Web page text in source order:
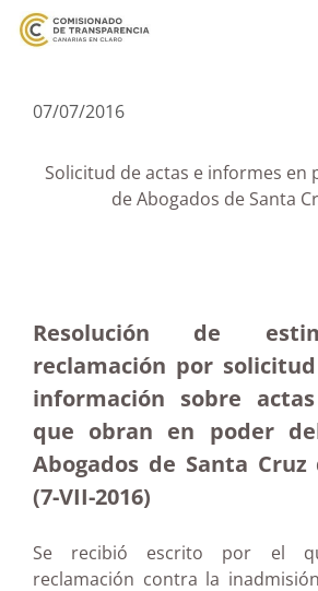
07/07/2016
Solicitud de actas e informes en
de Abogados de Santa
Resolución de
reclamación por
información sobre
que obran en poder
Abogados de Santa
(7-VII-2016)
Se recibió escrito por el
reclamación contra la